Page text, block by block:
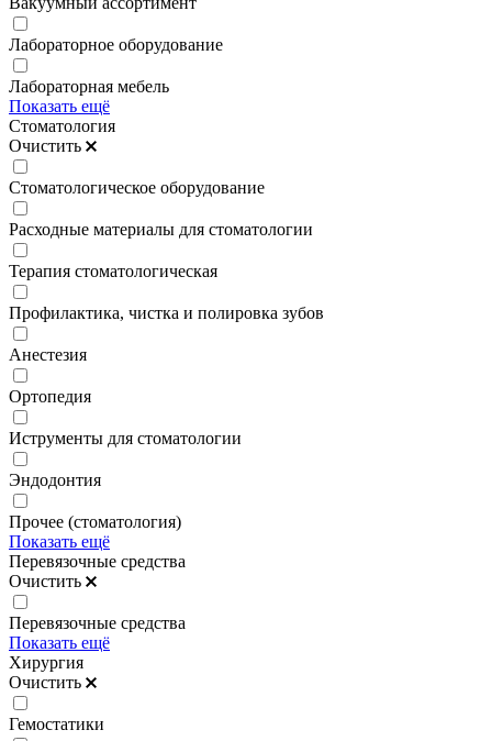
Лабораторное оборудование
Лабораторная мебель
Показать ещё
Стоматология
Очистить
Стоматологическое оборудование
Расходные материалы для стоматологии
Терапия стоматологическая
Профилактика, чистка и полировка зубов
Анестезия
Ортопедия
Иструменты для стоматологии
Эндодонтия
Прочее (стоматология)
Показать ещё
Перевязочные средства
Очистить
Перевязочные средства
Показать ещё
Хирургия
Очистить
Гемостатики